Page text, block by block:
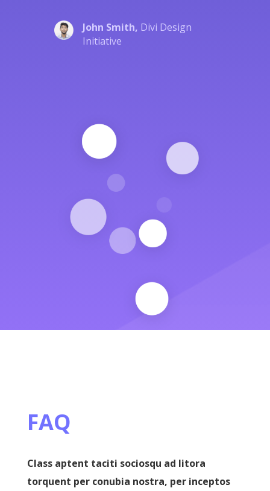
John Smith, Divi Design
Initiative
FAQ
Class aptent taciti sociosqu ad litora
torquent per conubia nostra, per inceptos